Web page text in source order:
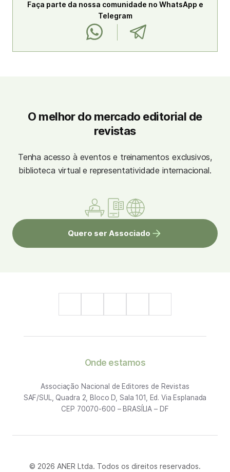
Faça parte da nossa comunidade no WhatsApp e
Telegram
O melhor do mercado editorial de
revistas
Tenha acesso à eventos e treinamentos exclusivos,
biblioteca virtual e representatividade internacional.
Quero ser Associado
Onde estamos
Associação Nacional de Editores de Revistas
SAF/SUL, Quadra 2, Bloco D, Sala 101, Ed. Via Esplanada
CEP 70070-600 – BRASÍLIA – DF
© 2026 ANER Ltda. Todos os direitos reservados.